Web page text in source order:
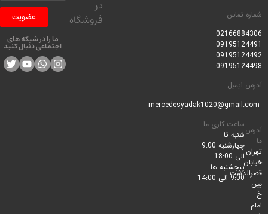
تماس
ساعت کاری ما
شنبه تا
چهارشنبه 9:00
الی 18:00
پنجشنبه ها
9:00 الی 14:00
فروشگاه
عضویت
ما را در شبکه های
اجتماعی دنبال کنید